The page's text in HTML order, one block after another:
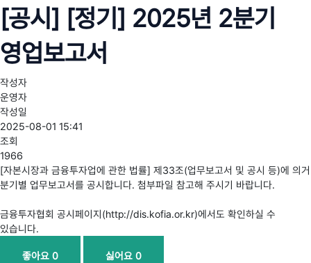
[공시] [정기] 2025년 2분기
영업보고서
작성자
운영자
작성일
2025-08-01 15:41
조회
1966
[자본시장과 금융투자업에 관한 법률] 제33조(업무보고서 및 공시 등)에 의거
분기별 업무보고서를 공시합니다. 첨부파일 참고해 주시기 바랍니다.
금융투자협회 공시페이지(http://dis.kofia.or.kr)에서도 확인하실 수
있습니다.
좋아요 0 싫어요 0